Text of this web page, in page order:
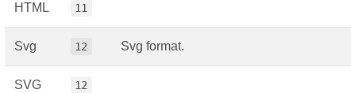
HTML 11
Svg 12 Svg format.
SVG 12